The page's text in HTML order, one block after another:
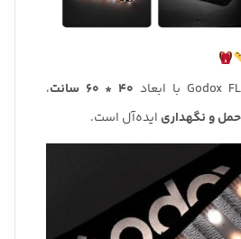
40 * 60 سانت
،
حمل و نگهداری ایده‌آل است.